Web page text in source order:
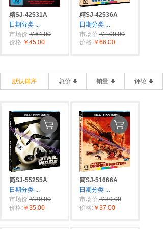
精SJ-42531A
日期分类 ...
市场价:￥64.00
价格: ￥45.00
精SJ-42536A
日期分类 ...
市场价:￥100.00
价格: ￥66.00
默认排序 总价 销量 评论
简SJ-55255A
日期分类 ...
市场价:￥39.00
价格: ￥35.00
简SJ-51666A
日期分类 ...
市场价:￥39.00
价格: ￥37.00